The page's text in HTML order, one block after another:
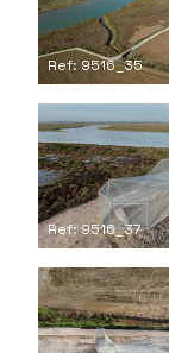
Ref: 9516_35
Ref: 9516_37